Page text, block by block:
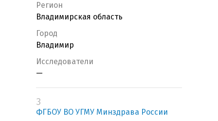
Регион
Владимирская область
Город
Владимир
Исследователи
—
3
ФГБОУ ВО УГМУ Минздрава России